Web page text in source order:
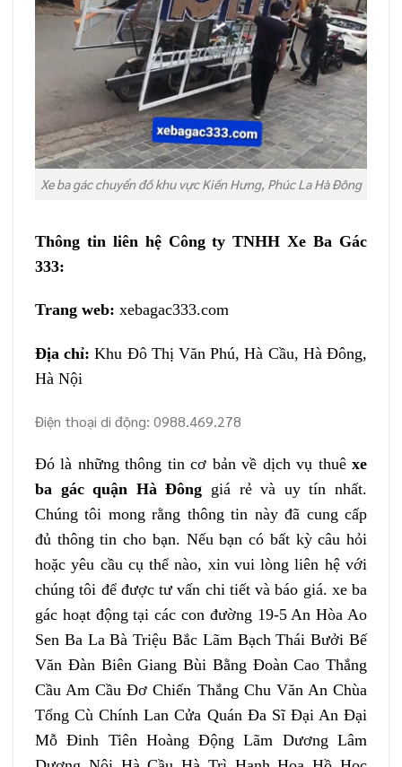
Xe ba gác chuyển đồ khu vực Kiến Hưng, Phúc La Hà Đông
Thông tin liên hệ Công ty TNHH Xe Ba Gác
333:
Trang web: xebagac333.com
Địa chỉ: Khu Đô Thị Văn Phú, Hà Cầu, Hà Đông,
Hà Nội
Điện thoại di động: 0988.469.278
Đó là những thông tin cơ bản về dịch vụ thuê xe
ba gác quận Hà Đông giá rẻ và uy tín nhất.
Chúng tôi mong rằng thông tin này đã cung cấp
đủ thông tin cho bạn. Nếu bạn có bất kỳ câu hỏi
hoặc yêu cầu cụ thể nào, xin vui lòng liên hệ với
chúng tôi để được tư vấn chi tiết và báo giá. xe ba
gác hoạt động tại các con đường 19-5 An Hòa Ao
Sen Ba La Bà Triệu Bắc Lãm Bạch Thái Bưởi Bế
Văn Đàn Biên Giang Bùi Bằng Đoàn Cao Thắng
Cầu Am Cầu Đơ Chiến Thắng Chu Văn An Chùa
Tổng Cù Chính Lan Cửa Quán Đa Sĩ Đại An Đại
Mỗ Đinh Tiên Hoàng Động Lãm Dương Lâm